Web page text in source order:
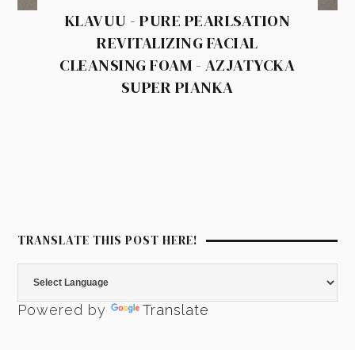
KLAVUU - PURE PEARLSATION
REVITALIZING FACIAL
CLEANSING FOAM - AZJATYCKA
SUPER PIANKA
TRANSLATE THIS POST HERE!
Powered by Translate